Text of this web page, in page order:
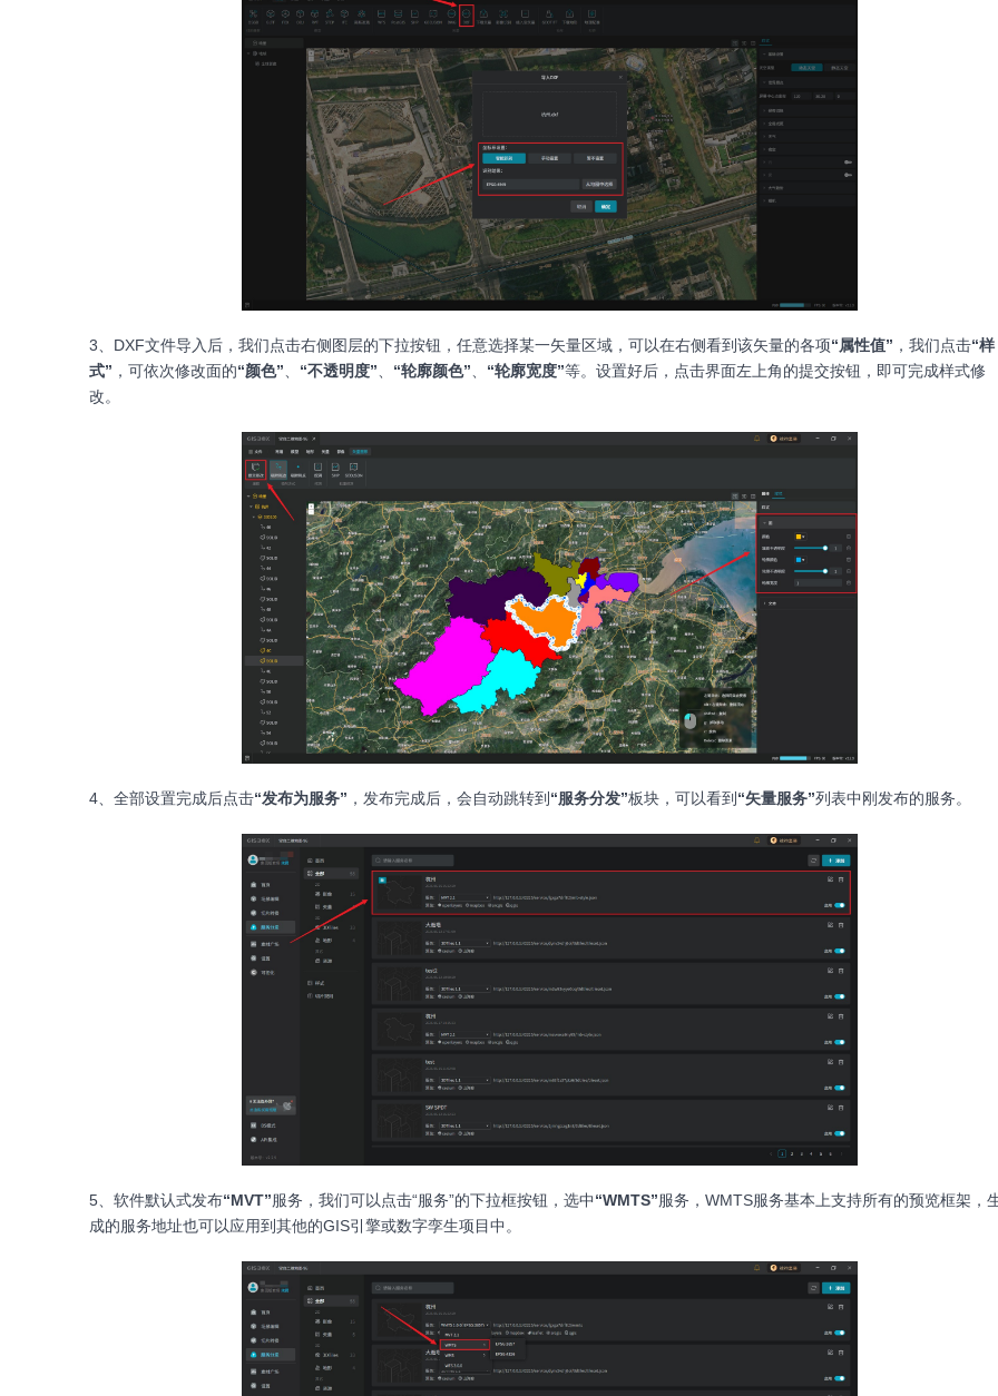
3、DXF文件导入后，我们点击右侧图层的下拉按钮，任意选择某一矢量区域，可以在右侧看到该矢量的各项“属性值” ，我们点击“样
式” ，可依次修改面的“颜色” “不透明度” “轮廓颜色” “轮廓宽度”等。设置好后，点击界面左上角的提交按钮，即可完成样式修
改。
4、全部设置完成后点击“发布为服务” ，发布完成后，会自动跳转到 “服务分发”板块，可以看到 “矢量服务”列表中刚发布的服务。
5、软件默认式发布“MVT”服务，我们可以点击“服务”的下拉框按钮，选中“WMTS”服务，WMTS服务基本上支持所有的预览框架，
成的服务地址也可以应用到其他的GIS引擎或数字孪生项目中。